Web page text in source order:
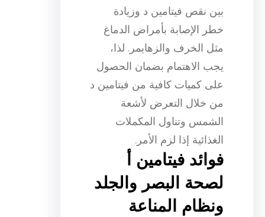
بين نقص فيتامين د وزيادة
خطر الإصابة بأمراض الدماغ
مثل الخرف والزهايمر. لذا،
يجب الاهتمام بضمان الحصول
على كميات كافية من فيتامين د
من خلال التعرض لأشعة
الشمس وتناول المكملات
الغذائية إذا لزم الأمر.
فوائد فيتامين أ
لصحة البصر والجلد
ونظام المناعة